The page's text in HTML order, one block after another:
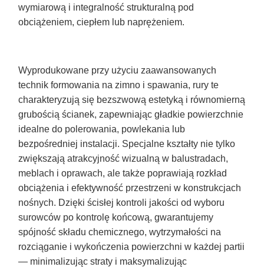
wymiarową i integralność strukturalną pod
obciążeniem, ciepłem lub naprężeniem.
Wyprodukowane przy użyciu zaawansowanych
technik formowania na zimno i spawania, rury te
charakteryzują się bezszwową estetyką i równomierną
grubością ścianek, zapewniając gładkie powierzchnie
idealne do polerowania, powlekania lub
bezpośredniej instalacji. Specjalne kształty nie tylko
zwiększają atrakcyjność wizualną w balustradach,
meblach i oprawach, ale także poprawiają rozkład
obciążenia i efektywność przestrzeni w konstrukcjach
nośnych. Dzięki ścisłej kontroli jakości od wyboru
surowców po kontrolę końcową, gwarantujemy
spójność składu chemicznego, wytrzymałości na
rozciąganie i wykończenia powierzchni w każdej partii
— minimalizując straty i maksymalizując